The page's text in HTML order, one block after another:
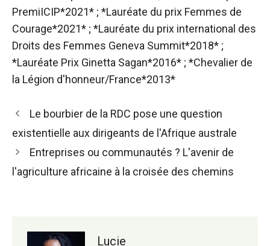
PremiICIP*2021* ; *Lauréate du prix Femmes de
Courage*2021* ; *Lauréate du prix international des
Droits des Femmes Geneva Summit*2018* ;
*Lauréate Prix Ginetta Sagan*2016* ; *Chevalier de
la Légion d'honneur/France*2013*
Navigation
des
Le bourbier de la RDC pose une question
existentielle aux dirigeants de l'Afrique australe
Entreprises ou communautés ? L'avenir de
l'agriculture africaine à la croisée des chemins
Lucie